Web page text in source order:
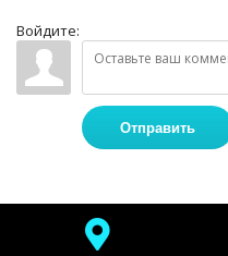
Войдите:
Отправить